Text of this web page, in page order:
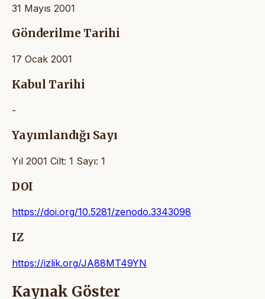
31 Mayıs 2001
Gönderilme Tarihi
17 Ocak 2001
Kabul Tarihi
-
Yayımlandığı Sayı
Yıl 2001 Cilt: 1 Sayı: 1
DOI
https://doi.org/10.5281/zenodo.3343098
IZ
https://izlik.org/JA88MT49YN
Kaynak Göster